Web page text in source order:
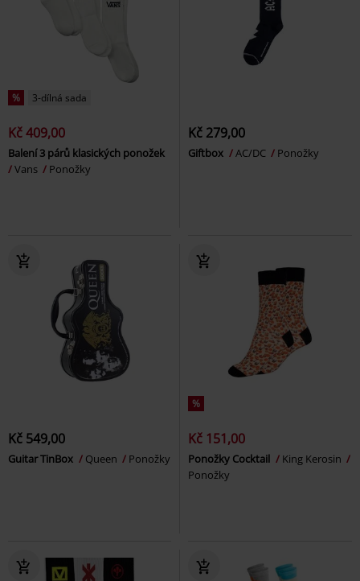
% 3-dílná sada
Kč 409,00
Balení 3 párů klasických ponožek
Vans
Ponožky
Kč 279,00
Giftbox AC/DC Ponožky
Kč 549,00
Guitar TinBox Queen Ponožky
%
Kč 151,00
Ponožky Cocktail
King Kerosin
Ponožky